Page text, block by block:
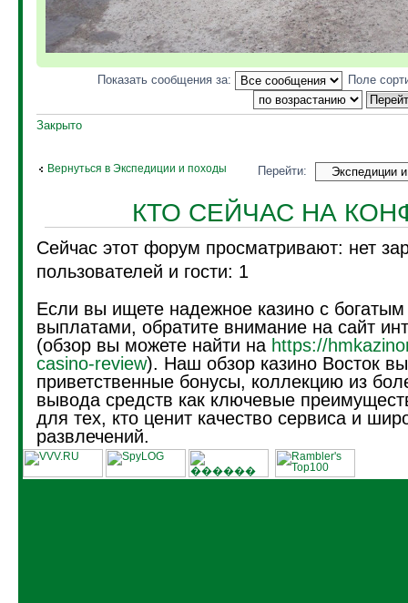
Показать сообщения за: Поле
Закрыто
Вернуться в Экспедиции и походы Перейти:
КТО СЕЙЧАС НА
Сейчас этот форум просматривают: нет
пользователей и гости: 1
Если вы ищете надежное казино с
выплатами, обратите внимание на сайт
(обзор вы можете найти на https://
casino-review). Наш обзор казино Восток
приветственные бонусы, коллекцию из
вывода средств как ключевые
для тех, кто ценит качество сервиса и
развлечений.